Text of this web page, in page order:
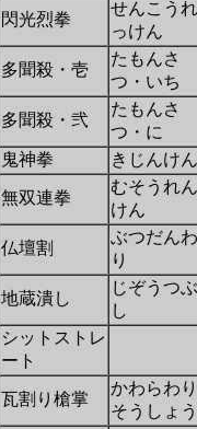
閃光烈拳
せんこうれ
っけん
多聞殺・壱
たもんさ
つ・いち
多聞殺・弐
たもんさ
つ・に
鬼神拳
きじんけん
無双連拳
むそうれん
けん
仏壇割
ぶつだんわ
り
地蔵潰し
じぞうつぶ
し
シットストレ
ート
瓦割り槍掌
かわらわり
そうしょう